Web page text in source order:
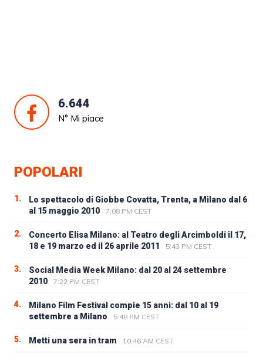
6.644
N° Mi piace
POPOLARI
1.
Lo spettacolo di Giobbe Covatta, Trenta, a Milano dal 6
al 15 maggio 2010
7:08 PM CEST
2.
Concerto Elisa Milano: al Teatro degli Arcimboldi il 17,
18 e 19 marzo ed il 26 aprile 2011
5:43 PM CEST
3.
Social Media Week Milano: dal 20 al 24 settembre
2010
7:22 PM CEST
4.
Milano Film Festival compie 15 anni: dal 10 al 19
settembre a Milano
5:48 PM CEST
5. Metti una sera in tram 10:46 AM CEST